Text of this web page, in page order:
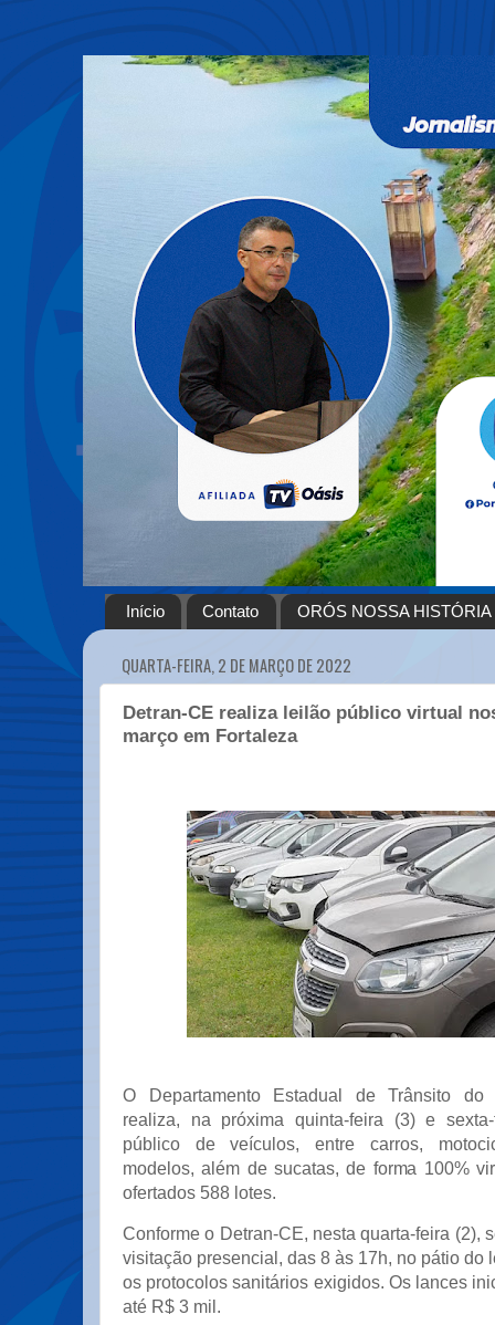
Início Contato ORÓS NOSSA HISTÓRIA
QUARTA-FEIRA, 2 DE MARÇO DE 2022
Detran-CE realiza leilão público virtual
março em Fortaleza
O Departamento Estadual de Trânsito do
realiza, na próxima quinta-feira (3) e
público de veículos, entre carros,
modelos, além de sucatas, de forma 100%
ofertados 588 lotes.
Conforme o Detran-CE, nesta quarta-feira (2),
visitação presencial, das 8 às 17h, no pátio do
os protocolos sanitários exigidos. Os lances
até R$ 3 mil.